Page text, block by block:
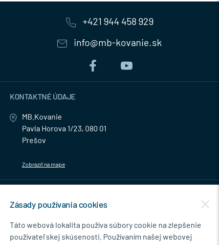
+421 944 458 929
info@mb-kovanie.sk
KONTAKTNÉ ÚDAJE
MB.Kovanie
Pavla Horova 1/23, 080 01
Prešov
Zobraziť na mape
NEWSLETTER
Zásady používania cookies
Táto webová lokalita používa súbory cookie na zlepšenie
používateľskej skúsenosti. Používaním našej webovej